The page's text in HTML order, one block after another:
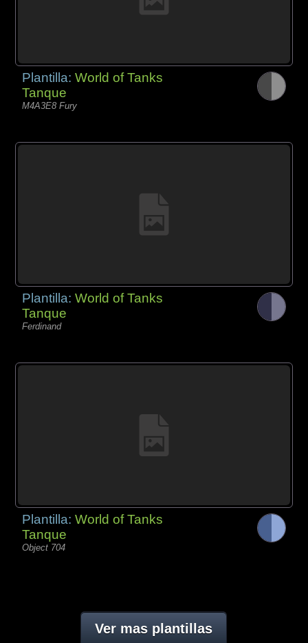
Plantilla:World of Tanks
Tanque
M4A3E8 Fury
Plantilla:World of Tanks
Tanque
Ferdinand
Plantilla:World of Tanks
Tanque
Object 704
Ver mas plantillas